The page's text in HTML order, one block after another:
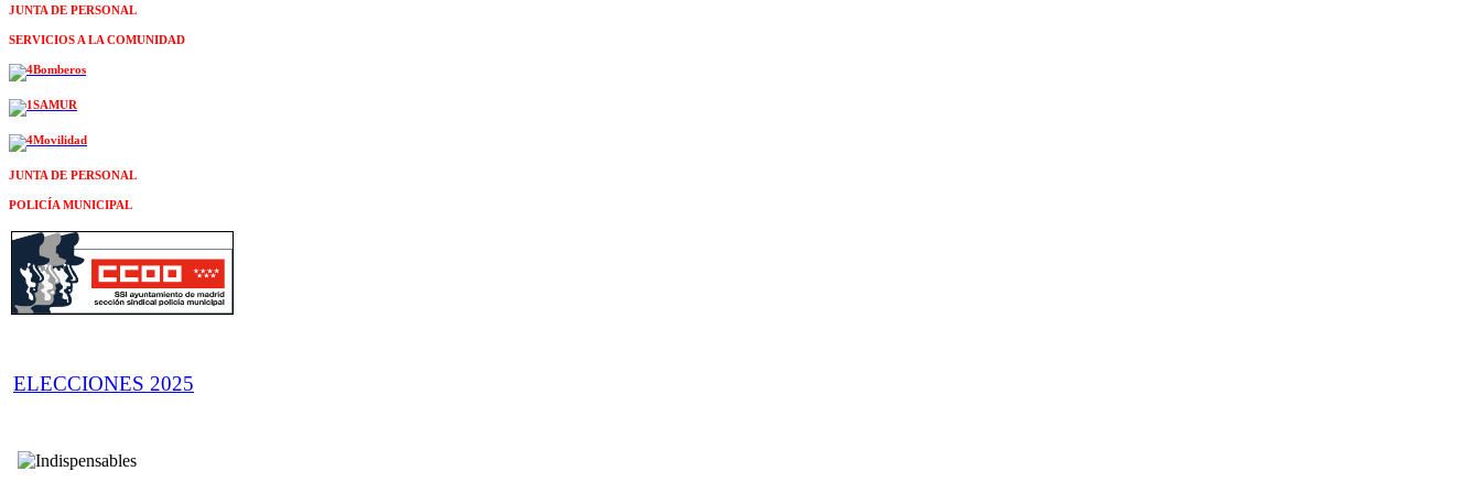
JUNTA DE PERSONAL
SERVICIOS A LA COMUNIDAD
JUNTA DE PERSONAL
POLICÍA MUNICIPAL
ELECCIONES 2025